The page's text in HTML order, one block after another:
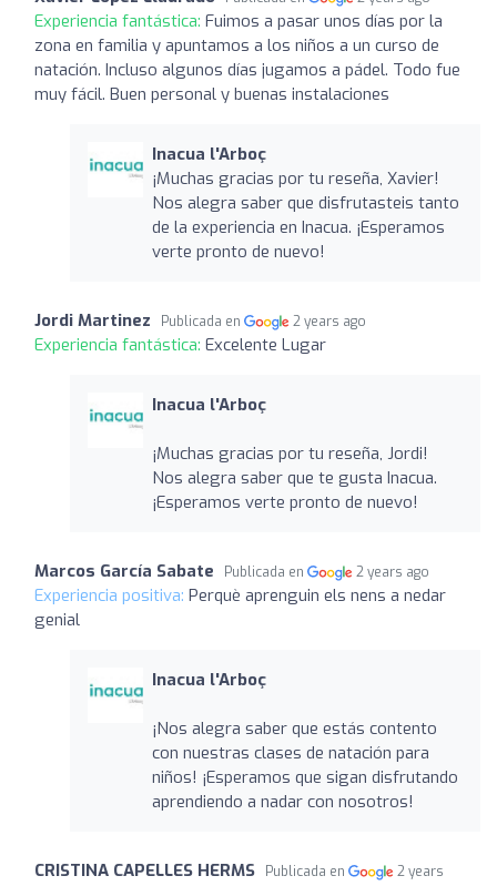
Experiencia fantástica: Fuimos a pasar unos días por la
zona en familia y apuntamos a los niños a un curso de
natación. Incluso algunos días jugamos a pádel. Todo fue
muy fácil. Buen personal y buenas instalaciones
Inacua l'Arboç
¡Muchas gracias por tu reseña, Xavier!
Nos alegra saber que disfrutasteis tanto
de la experiencia en Inacua. ¡Esperamos
verte pronto de nuevo!
Jordi Martinez Publicada en 2 years ago
Experiencia fantástica: Excelente Lugar
Inacua l'Arboç
¡Muchas gracias por tu reseña, Jordi!
Nos alegra saber que te gusta Inacua.
¡Esperamos verte pronto de nuevo!
Marcos García Sabate Publicada en 2 years ago
Experiencia positiva: Perquè aprenguin els nens a nedar
genial
Inacua l'Arboç
¡Nos alegra saber que estás contento
con nuestras clases de natación para
niños! ¡Esperamos que sigan disfrutando
aprendiendo a nadar con nosotros!
CRISTINA CAPELLES HERMS Publicada en
2 years